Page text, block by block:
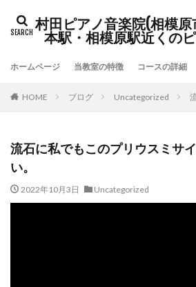
村田ピアノ音楽院(相模
本駅・相模原駅近くのピ
ホームページ 当教室の特徴 コースの詳細
HOME ブログ Uncategorized
流石に私でもこのプリウスミサ
い。
2022年10月3日 Uncategorized